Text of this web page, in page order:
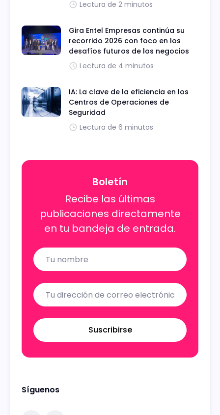
Lectura de 2 minutos
Gira Entel Empresas continúa su
recorrido 2026 con foco en los
desafíos futuros de los negocios
Lectura de 4 minutos
IA: La clave de la eficiencia en los
Centros de Operaciones de
Seguridad
Lectura de 6 minutos
Boletín
Recibe las últimas
publicaciones directamente
en tu bandeja de entrada.
Name
Email
Suscribirse
Síguenos